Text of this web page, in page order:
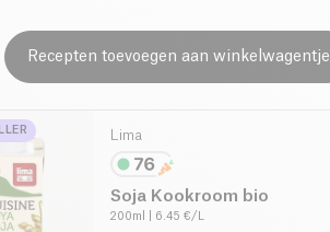
Recepten toevoegen aan winkelwagentje
Lima
Soja Kookroom bio
200ml | 6.45 €/L